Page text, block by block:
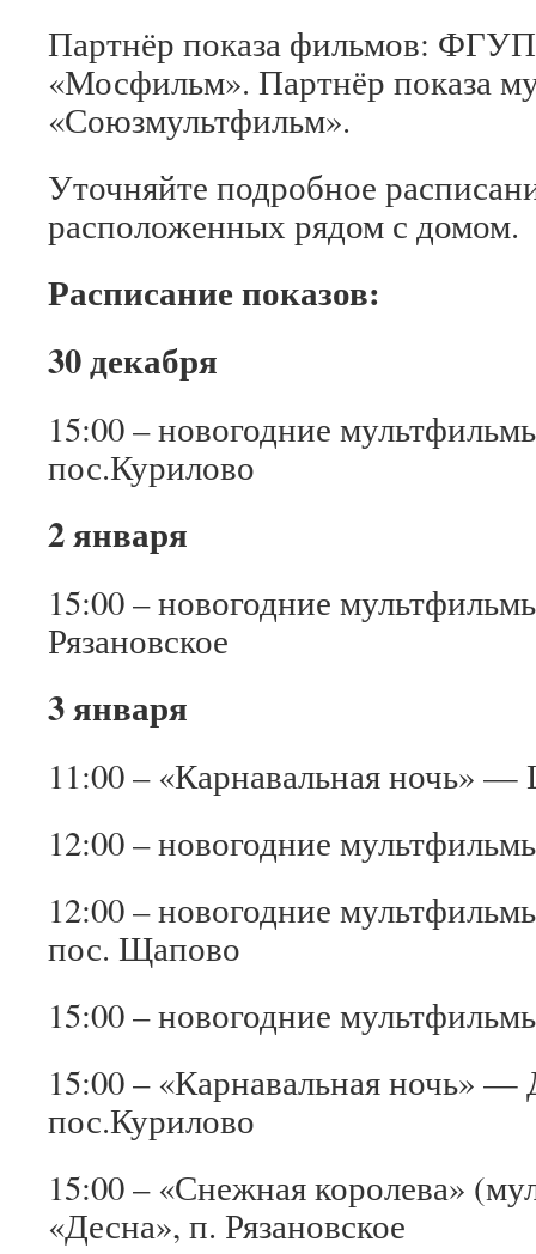
Партнёр показа фильмов:
«Мосфильм». Партнёр показа
«Союзмультфильм».
Уточняйте подробное
расположенных рядом с домом.
Расписание показов:
30 декабря
15:00 – новогодние
пос.Курилово
2 января
15:00 – новогодние
Рязановское
3 января
11:00 – «Карнавальная ночь»
12:00 – новогодние
12:00 – новогодние
пос. Щапово
15:00 – новогодние
15:00 – «Карнавальная ночь»
пос.Курилово
15:00 – «Снежная королева»
«Десна», п. Рязановское